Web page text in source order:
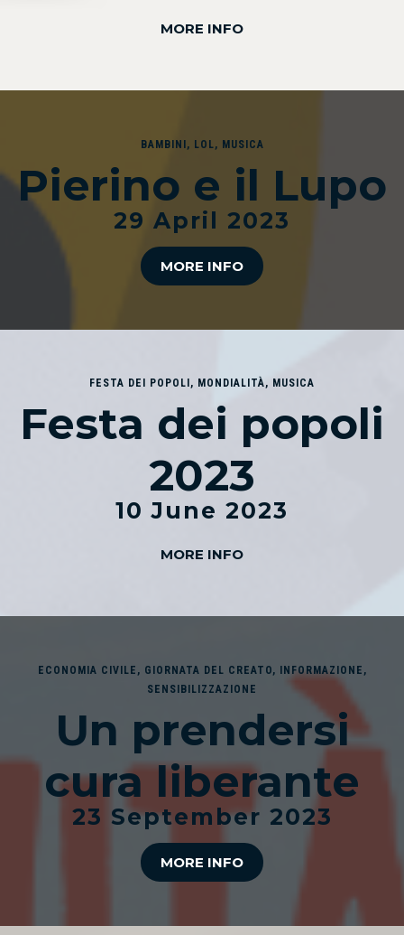
MORE INFO
BAMBINI, LOL , MUSICA
Pierino e il Lupo
29 April 2023
MORE INFO
FESTA DEI POPOLI , MONDIALITÀ, MUSICA
Festa dei popoli
2023
10 June 2023
MORE INFO
ECONOMIA CIVILE , GIORNATA DEL CREATO, INFORMAZIONE ,
SENSIBILIZZAZIONE
Un prendersi
cura liberante
23 September 2023
MORE INFO